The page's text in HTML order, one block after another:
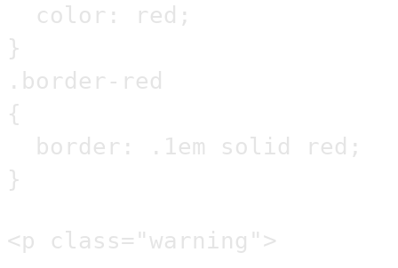
color: red;
}
.border-red
{
border: .1em solid red;
}
<p class="warning">